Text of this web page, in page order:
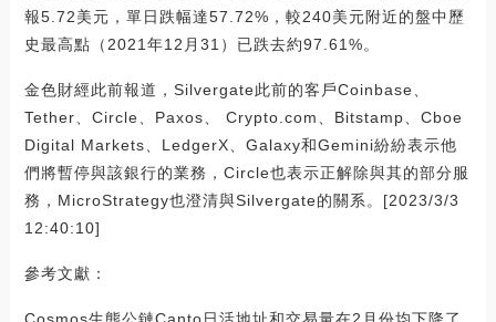
報5.72美元，單日跌幅達57.72%，較240美元附近的盤中歷
史最高點（2021年12月31）已跌去約97.61%。
金色財經此前報道，Silvergate此前的客戶Coinbase、
Tether、Circle、Paxos、 Crypto.com、Bitstamp、Cboe
Digital Markets、LedgerX、Galaxy和Gemini紛紛表示他
們將暫停與該銀行的業務，Circle也表示正解除與其的部分服
務，MicroStrategy也澄清與Silvergate的關系。[2023/3/3
12:40:10]
參考文獻：